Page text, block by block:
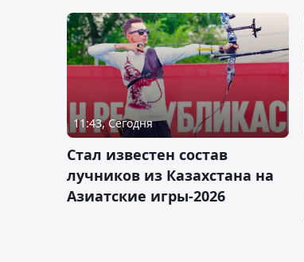
11:43, Сегодня
Стал известен состав
лучников из Казахстана на
Азиатские игры-2026